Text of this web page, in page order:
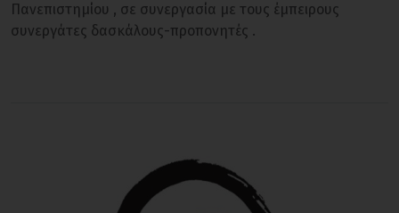
Πανεπιστημίου , σε συνεργασία με τους έμπειρους
συνεργάτες δασκάλους-προπονητές .